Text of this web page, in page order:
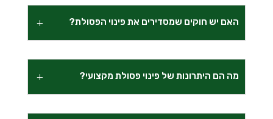
האם יש חוקים שמסדירים את פינוי הפסולת?
מה הם היתרונות של פינוי פסולת מקצועי?